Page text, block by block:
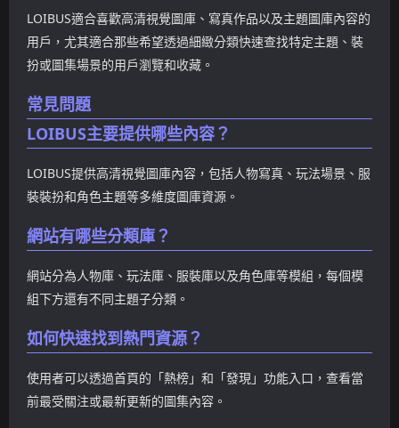
LOIBUS適合喜歡高清視覺圖庫、寫真作品以及主題圖庫內容的
用戶，尤其適合那些希望透過細緻分類快速查找特定主題、裝
扮或圖集場景的用戶瀏覽和收藏。
常見問題
LOIBUS主要提供哪些內容？
LOIBUS提供高清視覺圖庫內容，包括人物寫真、玩法場景、服
裝裝扮和角色主題等多維度圖庫資源。
網站有哪些分類庫？
網站分為人物庫、玩法庫、服裝庫以及角色庫等模組，每個模
組下方還有不同主題子分類。
如何快速找到熱門資源？
使用者可以透過首頁的「熱榜」和「發現」功能入口，查看當
前最受關注或最新更新的圖集內容。